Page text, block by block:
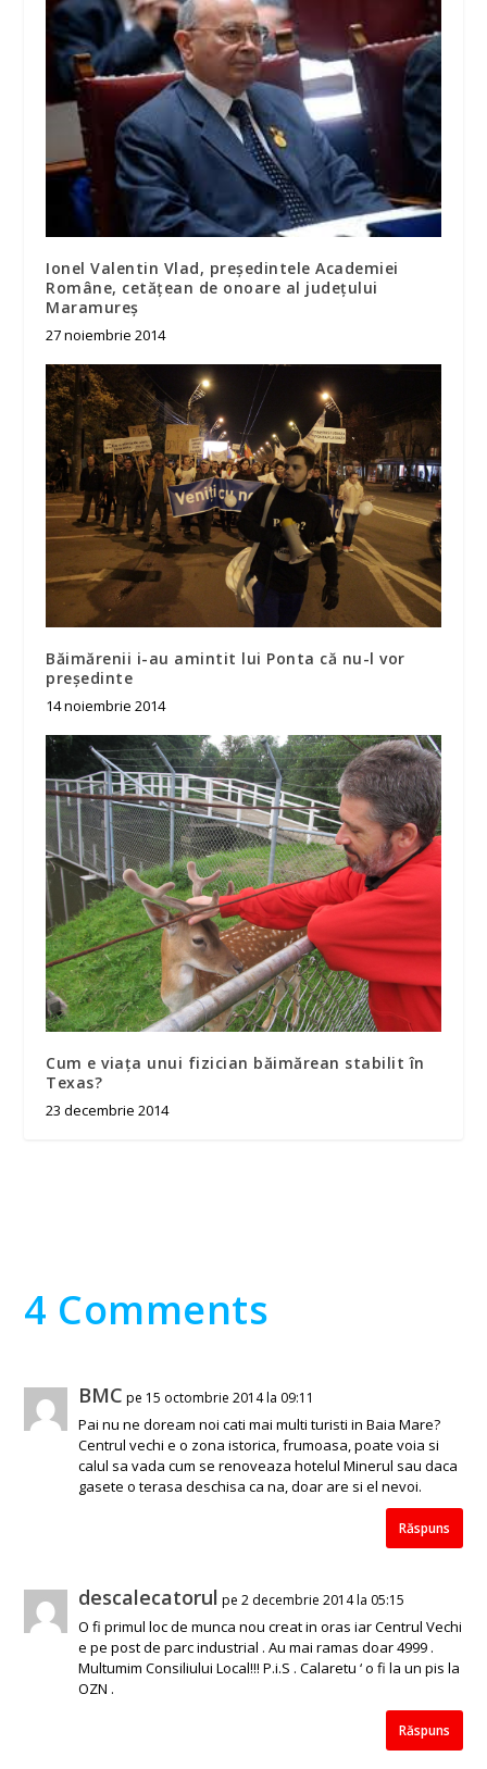
Ionel Valentin Vlad, președintele Academiei
Române, cetățean de onoare al județului
Maramureș
27 noiembrie 2014
Băimărenii i-au amintit lui Ponta că nu-l vor
președinte
14 noiembrie 2014
Cum e viața unui fizician băimărean stabilit în
Texas?
23 decembrie 2014
4 Comments
BMC pe 15 octombrie 2014 la 09:11
Pai nu ne doream noi cati mai multi turisti in Baia Mare?
Centrul vechi e o zona istorica, frumoasa, poate voia si
calul sa vada cum se renoveaza hotelul Minerul sau daca
gasete o terasa deschisa ca na, doar are si el nevoi.
Răspuns
descalecatorul pe 2 decembrie 2014 la 05:15
O fi primul loc de munca nou creat in oras iar Centrul Vechi
e pe post de parc industrial . Au mai ramas doar 4999 .
Multumim Consiliului Local!!! P.i.S . Calaretu ‘ o fi la un pis la
OZN .
Răspuns